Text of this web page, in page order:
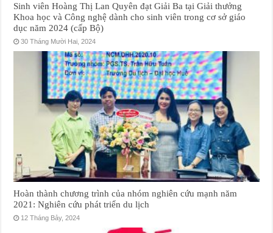
Sinh viên Hoàng Thị Lan Quyên đạt Giải Ba tại Giải thưởng
Khoa học và Công nghệ dành cho sinh viên trong cơ sở giáo
dục năm 2024 (cấp Bộ)
30 Tháng Mười Hai, 2024
Hoàn thành chương trình của nhóm nghiên cứu mạnh năm
2021: Nghiên cứu phát triển du lịch
12 Tháng Bảy, 2024